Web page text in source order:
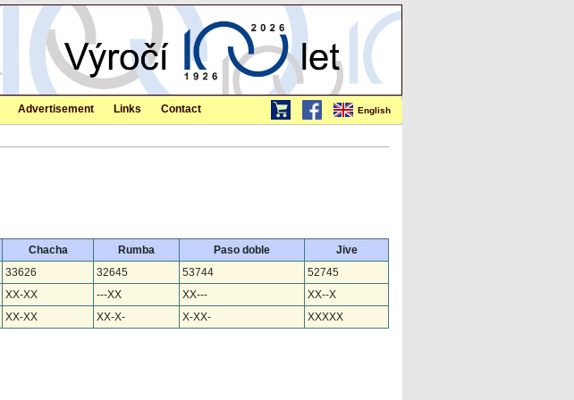
English
Advertisement Links Contact
Chacha Rumba Paso doble
Jive
33626 32645 53744
52745
XX-XX ---XX XX---
XX--X
XX-XX XX-X- X-XX-
XXXXX